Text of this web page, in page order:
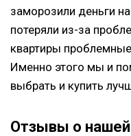
заморозили деньги
потеряли из-за
квартиры
Именно этого мы и
выбрать и купить
Отзывы о нашей